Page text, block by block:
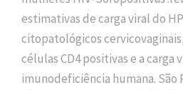
estimativas de carga viral do
citopatológicos
células CD4 positivas e a carga
imunodeficiência humana. São